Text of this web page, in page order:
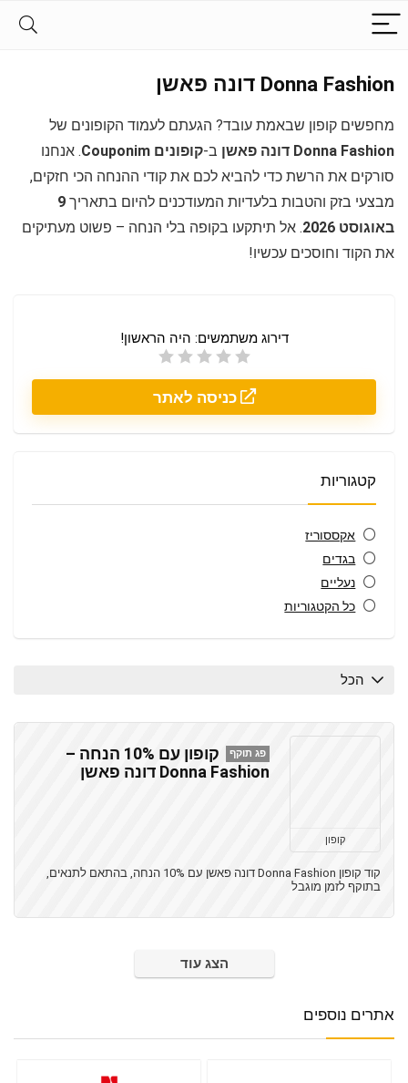
Donna Fashion דונה פאשן
מחפשים קופון שבאמת עובד? הגעתם לעמוד הקופונים של
Donna Fashion דונה פאשן
ב-קופונים Couponim
. אנחנו
סורקים את הרשת כדי להביא לכם את קודי ההנחה הכי חזקים,
מבצעי בזק והטבות בלעדיות המעודכנים להיום בתאריך 9
באוגוסט 2026
. אל תיתקעו בקופה בלי הנחה – פשוט מעתיקים
את הקוד וחוסכים עכשיו!
דירוג משתמשים: היה הראשון!
כניסה לאתר
קטגוריות
אקססוריז
בגדים
נעליים
כל הקטגוריות
הכל
קופון
פג תוקף
קופון עם 10% הנחה –
Donna Fashion דונה פאשן
קוד קופון Donna Fashion דונה פאשן עם 10% הנחה, בהתאם לתנאים,
בתוקף לזמן מוגבל
הצג עוד
אתרים נוספים